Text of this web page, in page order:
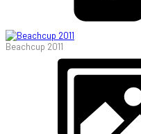
Beachcup 2011